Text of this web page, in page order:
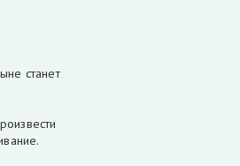
станет